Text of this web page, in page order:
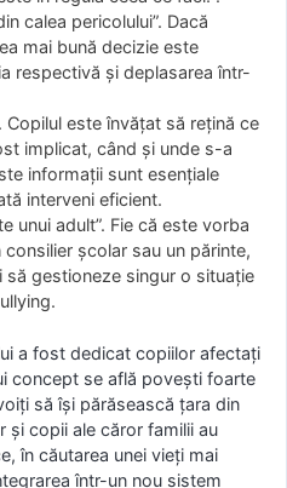
calea pericolului”. Dacă
mai bună decizie este
respectivă și deplasarea într-
Copilul este învățat să rețină ce
implicat, când și unde s-a
informații sunt esențiale
interveni eficient.
unui adult”. Fie că este vorba
școlar sau un părinte,
să gestioneze singur o situație
a fost dedicat copiilor afectați
concept se află povești foarte
să își părăsească țara din
și copii ale căror familii au
în căutarea unei vieți mai
într-un nou sistem